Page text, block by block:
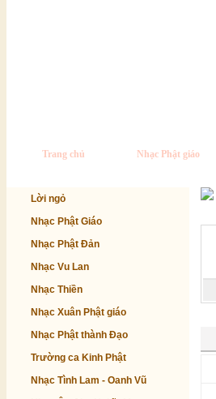
Trang chủ Nhạc Phật giáo
Lời ngỏ
Nhạc Phật Giáo
Nhạc Phật Đản
Nhạc Vu Lan
Nhạc Thiền
Nhạc Xuân Phật giáo
Nhạc Phật thành Đạo
Trường ca Kinh Phật
Nhạc Tình Lam - Oanh Vũ